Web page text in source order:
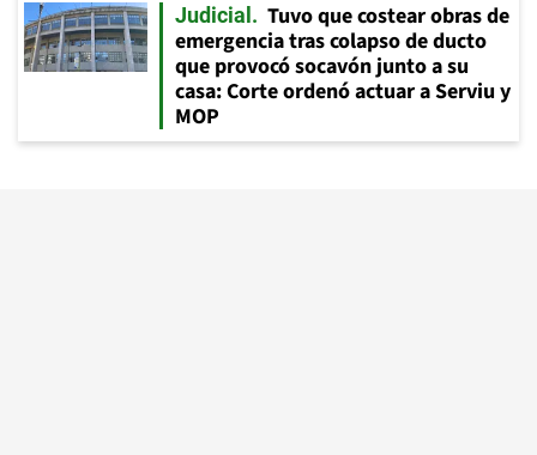
Judicial
Tuvo que costear obras de
emergencia tras colapso de ducto
que provocó socavón junto a su
casa: Corte ordenó actuar a Serviu y
MOP